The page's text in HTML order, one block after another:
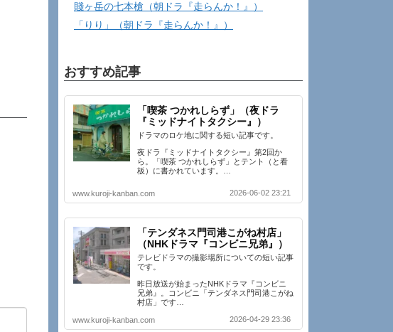
賤ヶ岳の七本槍（朝ドラ『走らんか！』）
「りり」（朝ドラ『走らんか！』）
おすすめ記事
「喫茶 つかれしらず」（夜ドラ
『ミッドナイトタクシー』）
ドラマのロケ地に関する短い記事です。
夜ドラ『ミッドナイトタクシー』第2回か
ら。「喫茶 つかれしらず」とテント（と看
板）に書かれています。…
www.kuroji-kanban.com 2026-06-02 23:21
「テンダネス門司港こがね村店」
（NHKドラマ『コンビニ兄弟』）
テレビドラマの撮影場所についての短い記事
です。
昨日放送が始まったNHKドラマ『コンビニ
兄弟』。コンビニ「テンダネス門司港こがね
村店」です…
www.kuroji-kanban.com 2026-04-29 23:36